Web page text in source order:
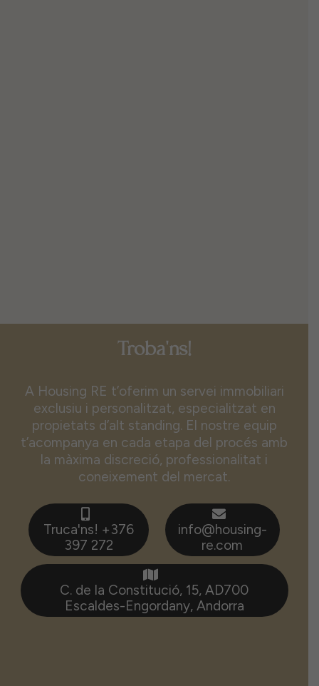
Troba'ns!
A Housing RE t’oferim un servei immobiliari
exclusiu i personalitzat, especialitzat en
propietats d’alt standing. El nostre equip
t’acompanya en cada etapa del procés amb
la màxima discreció, professionalitat i
coneixement del mercat.
Truca'ns! +376
397 272
info@housing-
re.com
C. de la Constitució, 15, AD700
Escaldes-Engordany, Andorra